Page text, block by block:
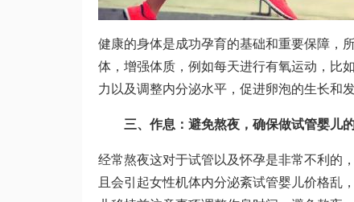
健康的身体是成功孕育的基础和重要保障，
体，增强体质，例如每天进行有氧运动，比
力以及调整内分泌水平，促进卵泡的生长和发
三、作息：避免熬夜，确保做试管婴儿
经常熬夜这对于试管以及怀孕是非常不利的，
且会引起女性机体内分泌紊试管婴儿价格乱